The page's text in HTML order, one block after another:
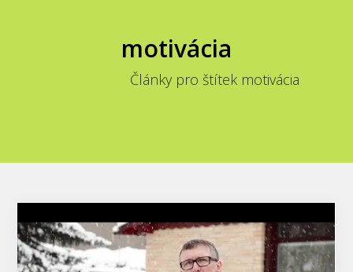
motivácia
Články pro štítek motivácia